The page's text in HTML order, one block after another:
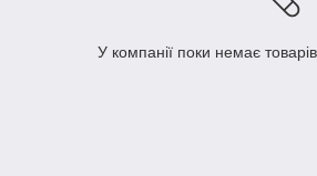
У компанії поки немає